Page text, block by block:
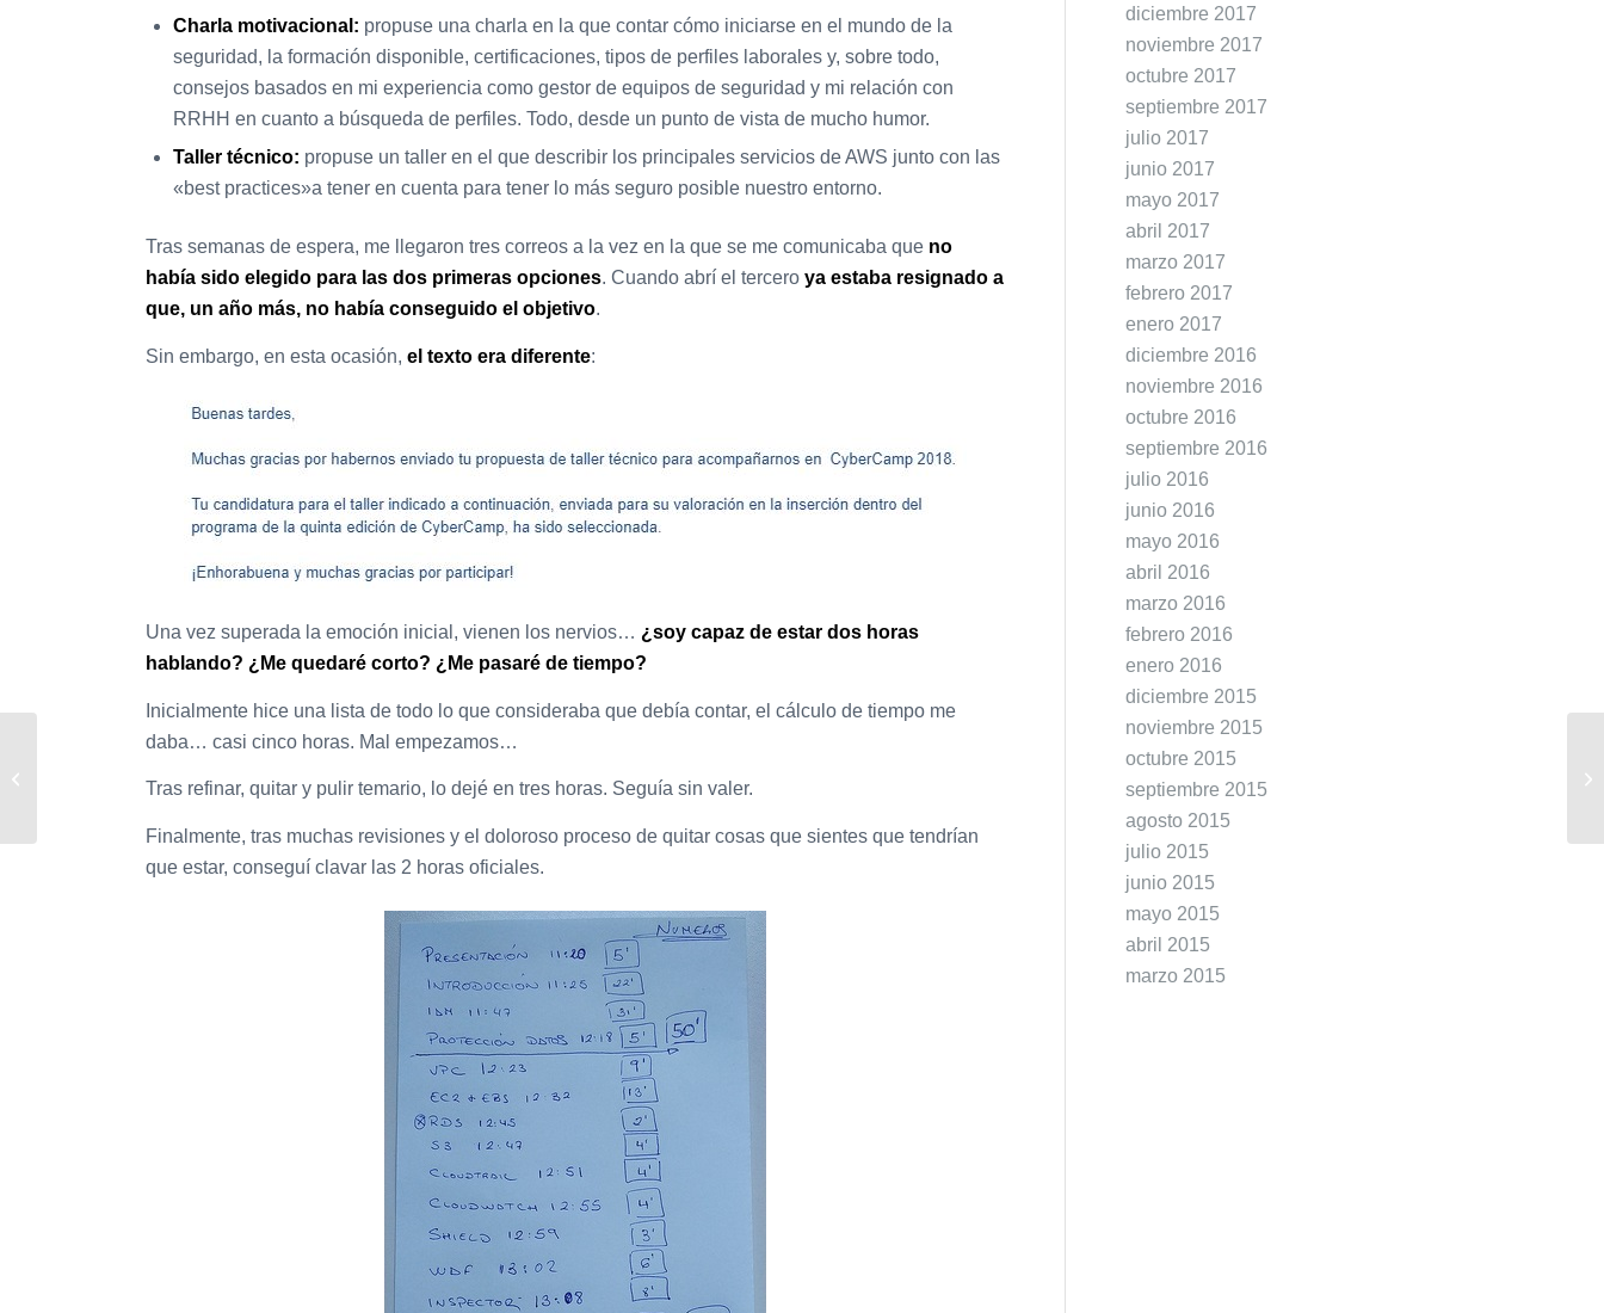
Charla motivacional: propuse una charla en la que contar cómo iniciarse en el mundo de la
seguridad, la formación disponible, certificaciones, tipos de perfiles laborales y, sobre todo,
consejos basados en mi experiencia como gestor de equipos de seguridad y mi relación con
RRHH en cuanto a búsqueda de perfiles. Todo, desde un punto de vista de mucho humor.
Taller técnico: propuse un taller en el que describir los principales servicios de AWS junto con las
«best practices»a tener en cuenta para tener lo más seguro posible nuestro entorno.
Tras semanas de espera, me llegaron tres correos a la vez en la que se me comunicaba que no
había sido elegido para las dos primeras opciones. Cuando abrí el tercero ya estaba resignado a
que, un año más, no había conseguido el objetivo.
Sin embargo, en esta ocasión, el texto era diferente:
Una vez superada la emoción inicial, vienen los nervios… ¿soy capaz de estar dos horas
hablando? ¿Me quedaré corto? ¿Me pasaré de tiempo?
Inicialmente hice una lista de todo lo que consideraba que debía contar, el cálculo de tiempo me
daba… casi cinco horas. Mal empezamos…
Tras refinar, quitar y pulir temario, lo dejé en tres horas. Seguía sin valer.
Finalmente, tras muchas revisiones y el doloroso proceso de quitar cosas que sientes que tendrían
que estar, conseguí clavar las 2 horas oficiales.
diciembre 2017
noviembre 2017
octubre 2017
septiembre 2017
julio 2017
junio 2017
mayo 2017
abril 2017
marzo 2017
febrero 2017
enero 2017
diciembre 2016
noviembre 2016
octubre 2016
septiembre 2016
julio 2016
junio 2016
mayo 2016
abril 2016
marzo 2016
febrero 2016
enero 2016
diciembre 2015
noviembre 2015
octubre 2015
septiembre 2015
agosto 2015
julio 2015
junio 2015
mayo 2015
abril 2015
marzo 2015
A la tercera va la
vencida… ¡¡CyberCamp